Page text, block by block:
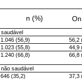
n (%)
1.046 (56,9)
56,2
1.023 (55,8)
44,9
1.240 (66,8) 66,8
saudável
646 (35,2) 37,3